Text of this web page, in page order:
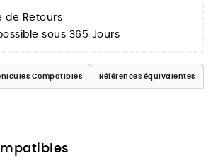
de Retours
sous 365 Jours
Compatibles Références équivalentes